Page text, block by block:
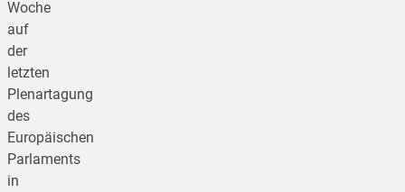
Woche
auf
der
letzten
Plenartagung
des
Europäischen
Parlaments
in